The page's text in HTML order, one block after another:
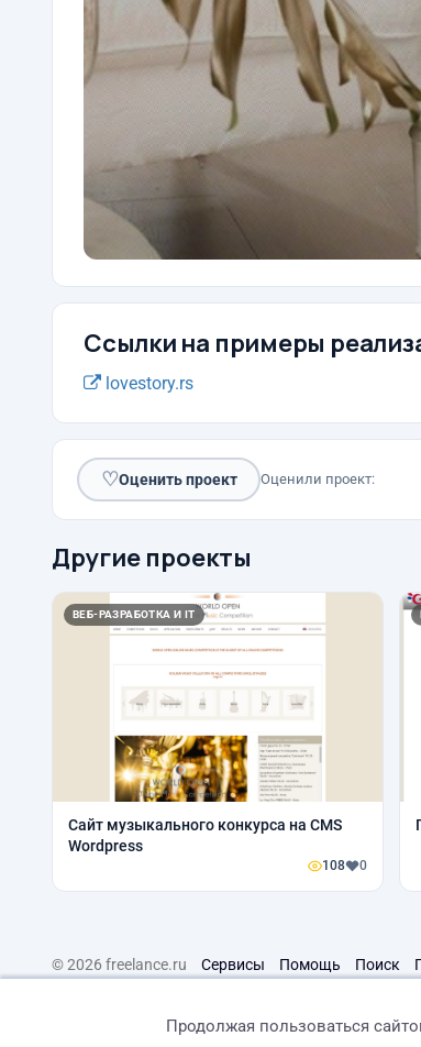
Ссылки на примеры
lovestory.rs
♡Оценить проект Оценили проект:
Другие проекты
ВЕБ-РАЗРАБОТКА И IT
Сайт музыкального конкурса на CMS
Wordpress
108 0
© 2026 freelance.ru Сервисы Помощь Поиск
Продолжая пользоваться